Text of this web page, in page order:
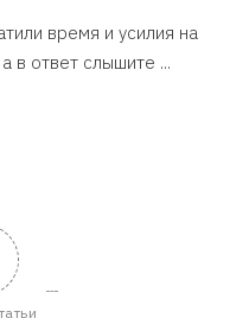
время и усилия на
в ответ слышите ...